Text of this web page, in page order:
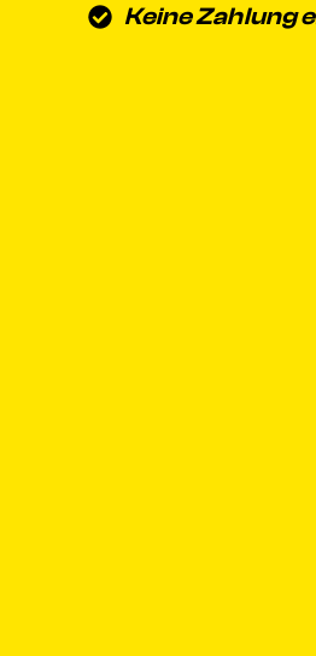
Keine Zahlung